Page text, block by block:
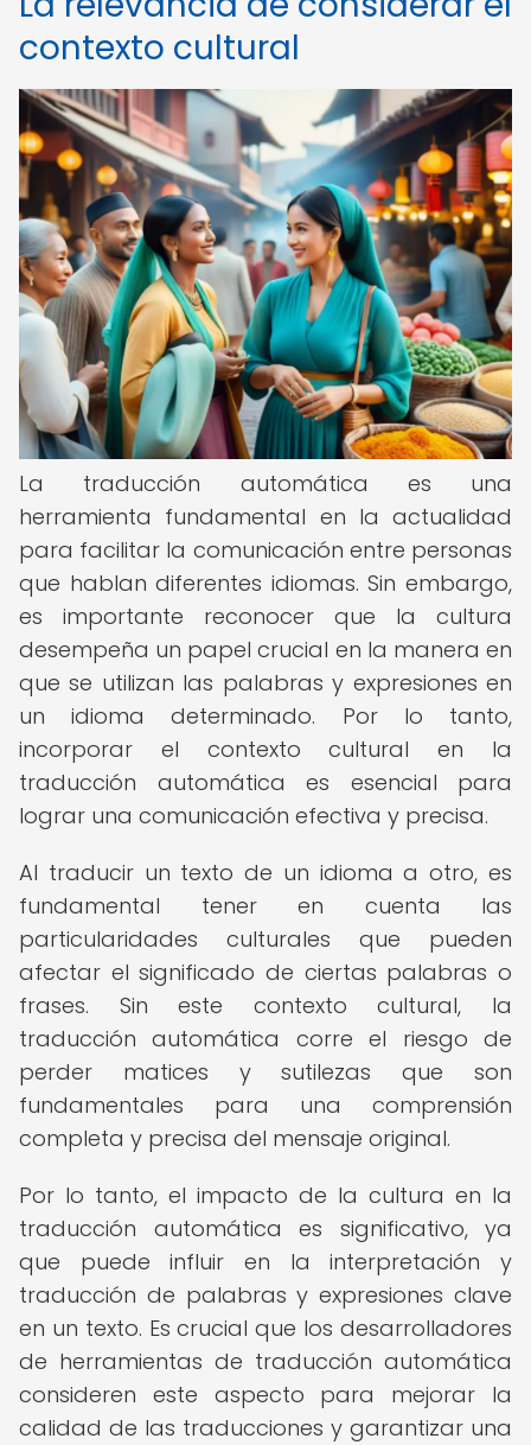
contexto cultural
La traducción automática es una
herramienta fundamental en la actualidad
para facilitar la comunicación entre personas
que hablan diferentes idiomas. Sin embargo,
es importante reconocer que la cultura
desempeña un papel crucial en la manera en
que se utilizan las palabras y expresiones en
un idioma determinado. Por lo tanto,
incorporar el contexto cultural en la
traducción automática es esencial para
lograr una comunicación efectiva y precisa.
Al traducir un texto de un idioma a otro, es
fundamental tener en cuenta las
particularidades culturales que pueden
afectar el significado de ciertas palabras o
frases. Sin este contexto cultural, la
traducción automática corre el riesgo de
perder matices y sutilezas que son
fundamentales para una comprensión
completa y precisa del mensaje original.
Por lo tanto, el impacto de la cultura en la
traducción automática es significativo, ya
que puede influir en la interpretación y
traducción de palabras y expresiones clave
en un texto. Es crucial que los desarrolladores
de herramientas de traducción automática
consideren este aspecto para mejorar la
calidad de las traducciones y garantizar una